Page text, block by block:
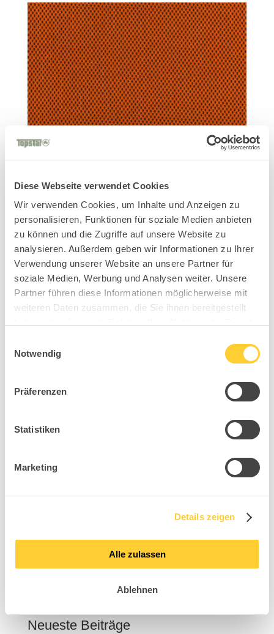
Diese Webseite verwendet Cookies
Wir verwenden Cookies, um Inhalte und Anzeigen zu
personalisieren, Funktionen für soziale Medien anbieten
zu können und die Zugriffe auf unsere Website zu
analysieren. Außerdem geben wir Informationen zu Ihrer
Verwendung unserer Website an unsere Partner für
soziale Medien, Werbung und Analysen weiter. Unsere
Partner führen diese Informationen möglicherweise mit
weiteren Daten zusammen, die Sie ihnen bereitgestellt
Notwendig
Präferenzen
Statistiken
Marketing
Details zeigen
Alle zulassen
Ablehnen
BC4
Neueste Beiträge